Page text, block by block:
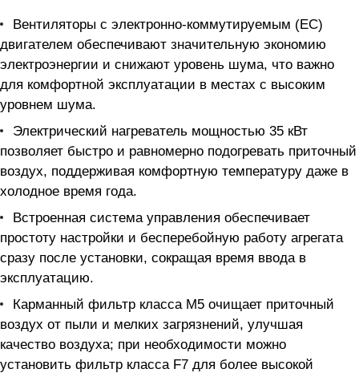
Вентиляторы с электронно-коммутируемым (ЕС)
двигателем обеспечивают значительную экономию
электроэнергии и снижают уровень шума, что важно
для комфортной эксплуатации в местах с высоким
уровнем шума.
Электрический нагреватель мощностью 35 кВт
позволяет быстро и равномерно подогревать приточный
воздух, поддерживая комфортную температуру даже в
холодное время года.
Встроенная система управления обеспечивает
простоту настройки и бесперебойную работу агрегата
сразу после установки, сокращая время ввода в
эксплуатацию.
Карманный фильтр класса М5 очищает приточный
воздух от пыли и мелких загрязнений, улучшая
качество воздуха; при необходимости можно
установить фильтр класса F7 для более высокой